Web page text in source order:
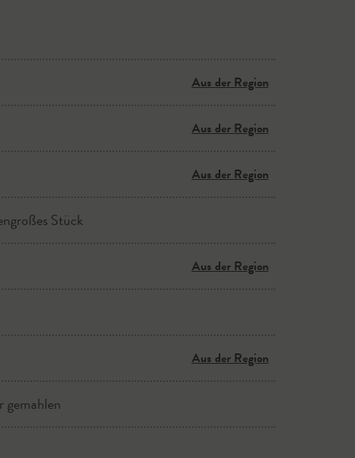
Aus der Region
Aus der Region
Aus der Region
Stück
Aus der Region
Aus der Region
gemahlen